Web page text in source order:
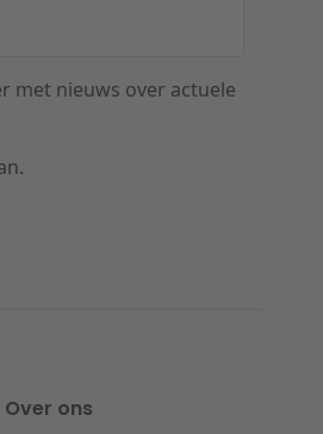
met nieuws over actuele
Over ons